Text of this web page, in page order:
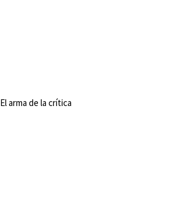
El arma de la crítica